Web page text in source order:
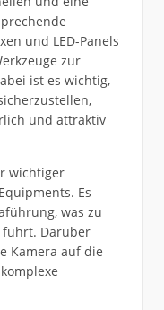
und LED-Panels
zur
ist es wichtig,
und attraktiv
wichtiger
Es
was zu
Darüber
Kamera auf die